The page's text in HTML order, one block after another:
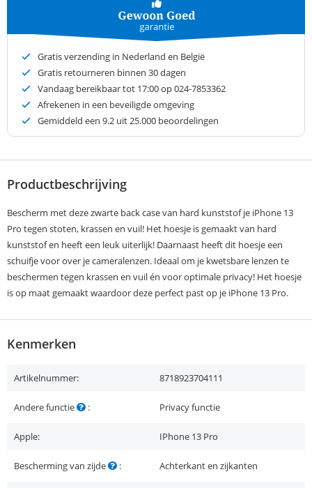
Gratis verzending in Nederland en België
Gratis retourneren binnen 30 dagen
Vandaag bereikbaar tot 17:00 op 024-7853362
Afrekenen in een beveiligde omgeving
Gemiddeld een 9.2 uit 25.000 beoordelingen
Productbeschrijving
Bescherm met deze zwarte back case van hard kunststof je iPhone 13
Pro tegen stoten, krassen en vuil! Het hoesje is gemaakt van hard
kunststof en heeft een leuk uiterlijk! Daarnaast heeft dit hoesje een
schuifje voor over je cameralenzen. Ideaal om je kwetsbare lenzen te
beschermen tegen krassen en vuil én voor optimale privacy! Het hoesje
is op maat gemaakt waardoor deze perfect past op je iPhone 13 Pro.
Kenmerken
Artikelnummer: 8718923704111
Andere functie : Privacy functie
Apple: IPhone 13 Pro
Bescherming van zijde : Achterkant en zijkanten